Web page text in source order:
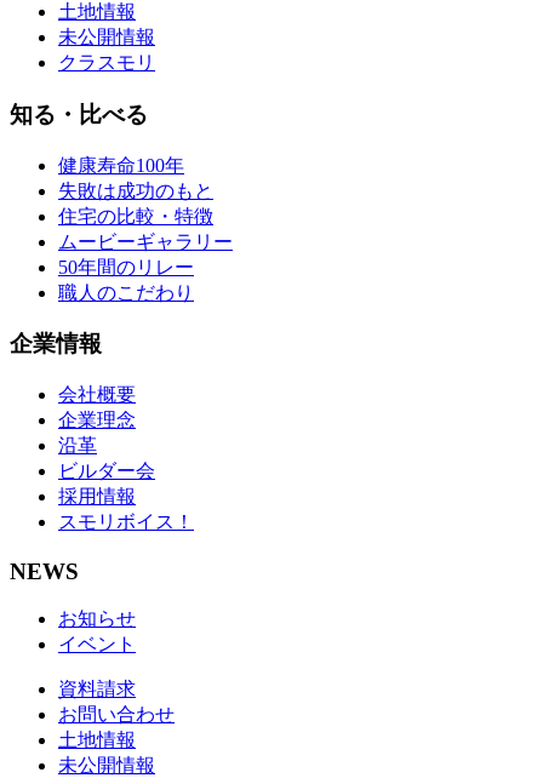
土地情報
未公開情報
クラスモリ
知る・比べる
健康寿命100年
失敗は成功のもと
住宅の比較・特徴
ムービーギャラリー
50年間のリレー
職人のこだわり
企業情報
会社概要
企業理念
沿革
ビルダー会
採用情報
スモリボイス！
NEWS
お知らせ
イベント
資料請求
お問い合わせ
土地情報
未公開情報